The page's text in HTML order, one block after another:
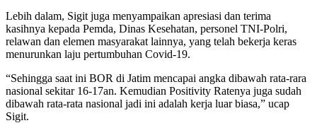
Lebih dalam, Sigit juga menyampaikan apresiasi dan terima
kasihnya kepada Pemda, Dinas Kesehatan, personel TNI-Polri,
relawan dan elemen masyarakat lainnya, yang telah bekerja keras
menurunkan laju pertumbuhan Covid-19.
“Sehingga saat ini BOR di Jatim mencapai angka dibawah rata-rara
nasional sekitar 16-17an. Kemudian Positivity Ratenya juga sudah
dibawah rata-rata nasional jadi ini adalah kerja luar biasa,” ucap
Sigit.